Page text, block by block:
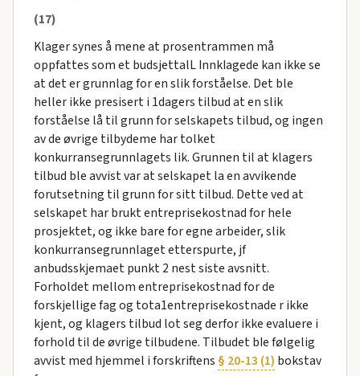
(17)
Klager synes å mene at prosentrammen må
oppfattes som et budsjettalL InnkIagede kan ikke se
at det er grunnlag for en slik forståelse. Det ble
heller ikke presisert i 1dagers tilbud at en slik
forståelse lå til grunn for selskapets tilbud, og ingen
av de øvrige tilbydeme har tolket
konkurransegrunnlagets lik. Grunnen til at klagers
tilbud ble avvist var at selskapet la en avvikende
forutsetning til grunn for sitt tilbud. Dette ved at
selskapet har brukt entreprisekostnad for hele
prosjektet, og ikke bare for egne arbeider, slik
konkurransegrunnlaget etterspurte, jf
anbudsskjemaet punkt 2 nest siste avsnitt.
Forholdet mellom entreprisekostnad for de
forskjellige fag og tota1entreprisekostnade r ikke
kjent, og klagers tilbud lot seg derfor ikke evaluere i
forhold til de øvrige tilbudene. Tilbudet bIe følgelig
avvist med hjemmel i forskriftens § 20-13 (1) bokstav